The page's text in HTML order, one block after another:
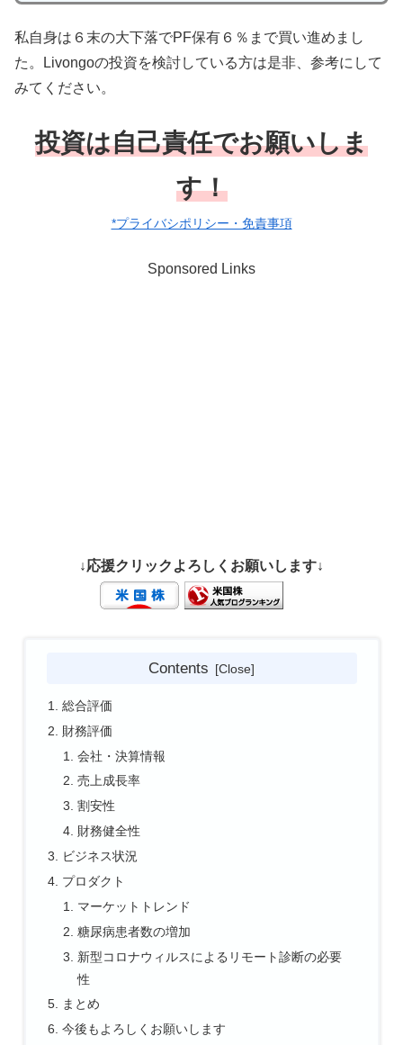
私自身は６末の大下落でPF保有６％まで買い進めまし
た。Livongoの投資を検討している方は是非、参考にして
みてください。
投資は自己責任でお願いしま
す！
*プライバシポリシー・免責事項
Sponsored Links
↓応援クリックよろしくお願いします↓
Contents
総合評価
財務評価
会社・決算情報
売上成長率
割安性
財務健全性
ビジネス状況
プロダクト
マーケットトレンド
糖尿病患者数の増加
新型コロナウィルスによるリモート診断の必要
性
まとめ
今後もよろしくお願いします